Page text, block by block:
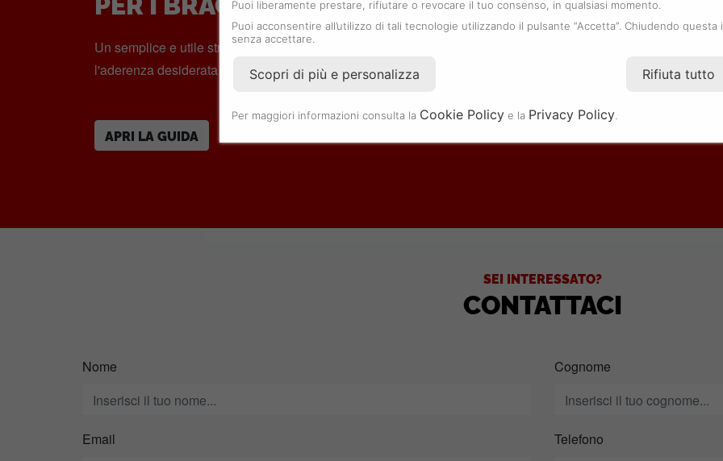
Un semplice e utile strumento per determinare
l'aderenza desiderata del bracciale o cinturino.
APRI LA GUIDA
SEI INTERESSATO?
CONTATTACI
Nome Cognome
Email Telefono
Puoi liberamente prestare, rifiutare o revocare il tuo consenso, in qualsiasi momento.
Puoi acconsentire all’utilizzo di tali tecnologie utilizzando il pulsante “Accetta”. Chiudendo
senza accettare.
Scopri di più e personalizza Rifiuta tutto
Per maggiori informazioni consulta la Cookie Policy e la Privacy Policy